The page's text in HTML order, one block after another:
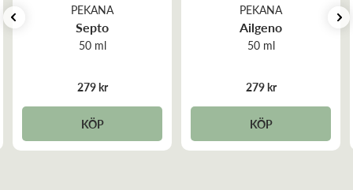
PEKANA
Septo
50 ml
279 kr
KÖP
PEKANA
Ailgeno
50 ml
279 kr
KÖP